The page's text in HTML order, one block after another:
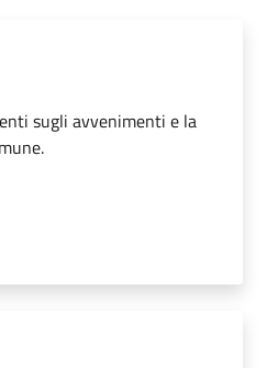
sugli avvenimenti e la